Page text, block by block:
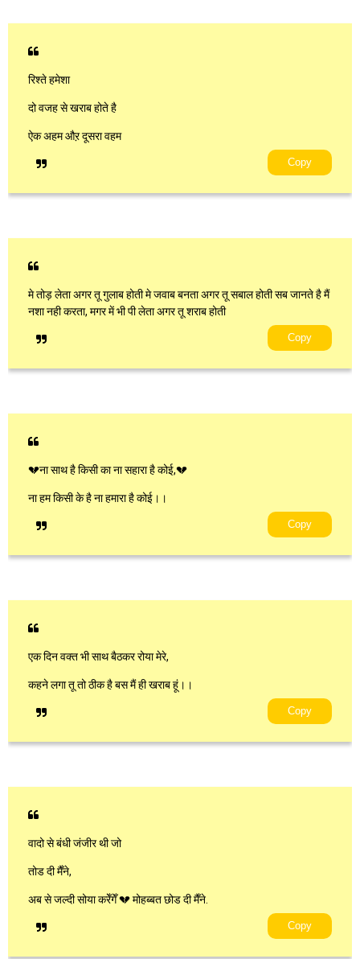
रिश्ते हमेशा
दो वजह से खराब होते है
ऐक अहम औऱ दूसरा वहम
Copy
मे तोड़ लेता अगर तू गुलाब होती मे जवाब बनता अगर तू सबाल होती सब जानते है मैं
नशा नही करता, मगर में भी पी लेता अगर तू शराब होती
Copy
💔ना साथ है किसी का ना सहारा है कोई,💔
ना हम किसी के है ना हमारा है कोई।।
Copy
एक दिन वक्त भी साथ बैठकर रोया मेरे,
कहने लगा तू तो ठीक है बस मैं ही खराब हूं।।
Copy
वादो से बंधी जंजीर थी जो
तोड दी मैँने,
अब से जल्दी सोया करेँगेँ 💔 मोहब्बत छोड दी मैँने.
Copy